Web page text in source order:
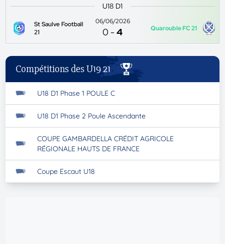
U18 D1
St Saulve Football
21
06/06/2026
0 -4 Quarouble FC 21
Compétitions des U19 21
U18 D1 Phase 1 POULE C
U18 D1 Phase 2 Poule Ascendante
COUPE GAMBARDELLA CRÉDIT AGRICOLE
RÉGIONALE HAUTS DE FRANCE
Coupe Escaut U18